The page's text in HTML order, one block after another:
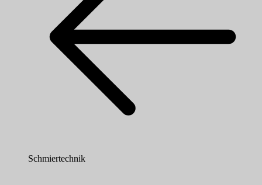
Schmiertechnik